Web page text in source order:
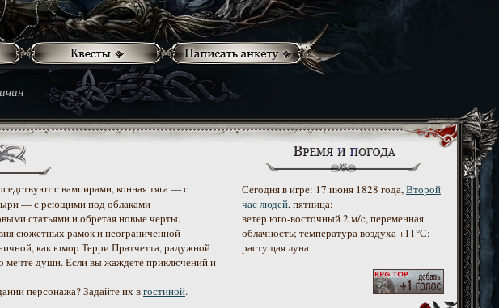
с вампирами, конная тяга — с
— с реющими под облаками
статьями и обретая новые черты.
сюжетных рамок и неограниченной
как юмор Терри Пратчетта, радужной
мечте души. Если вы жаждете приключений и
персонажа? Задайте их вгостиной.
Сегодня в игре: 17 июня 1828 года,Второй
час людей, пятница;
ветер юго-восточный 2 м/c, переменная
облачность; температура воздуха +11°С;
растущая луна